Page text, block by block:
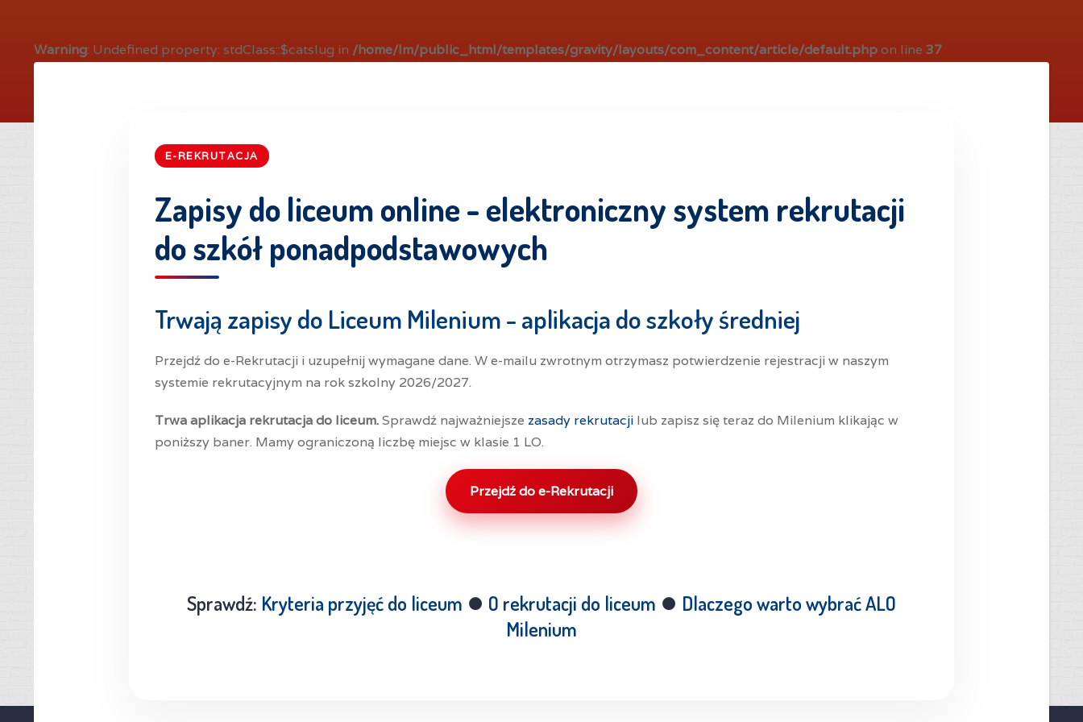
Warning: Undefined property: stdClass::$catslug in /home/lm/public_html/templates/gravity/layouts/com_content/article/default.phpon line 37
E-REKRUTACJA
Zapisy do liceum online - elektroniczny system rekrutacji
do szkół ponadpodstawowych
Trwają zapisy do Liceum Milenium - aplikacja do szkoły średniej
Przejdź do e-Rekrutacji i uzupełnij wymagane dane. W e-mailu zwrotnym otrzymasz potwierdzenie rejestracji w naszym
systemie rekrutacyjnym na rok szkolny 2026/2027.
Trwa aplikacja rekrutacja do liceum.Sprawdź najważniejsze zasady rekrutacji lub zapisz się teraz do Milenium klikając w
poniższy baner. Mamy ograniczoną liczbę miejsc w klasie 1 LO.
Przejdź do e-Rekrutacji
Sprawdź: Kryteria przyjęć do liceum ⏺︎ O rekrutacji do liceum ⏺︎ Dlaczego warto wybrać ALO
Milenium